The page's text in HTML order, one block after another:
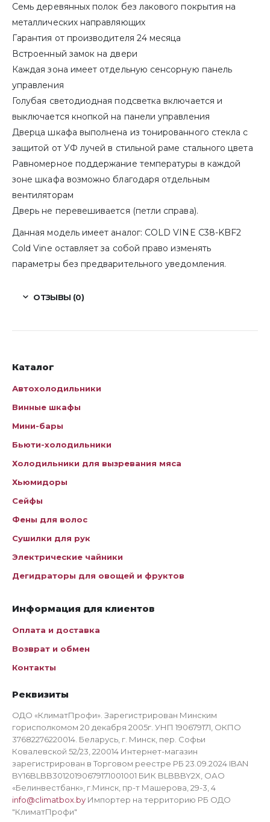
Семь деревянных полок без лакового покрытия на
металлических направляющих
Гарантия от производителя 24 месяца
Встроенный замок на двери
Каждая зона имеет отдельную сенсорную панель
управления
Голубая светодиодная подсветка включается и
выключается кнопкой на панели управления
Дверца шкафа выполнена из тонированного стекла с
защитой от УФ лучей в стильной раме стального цвета
Равномерное поддержание температуры в каждой
зоне шкафа возможно благодаря отдельным
вентиляторам
Дверь не перевешивается (петли справа).
Данная модель имеет аналог: COLD VINE C38-KBF2
Cold Vine оставляет за собой право изменять
параметры без предварительного уведомления.
ОТЗЫВЫ (0)
Каталог
Автохолодильники
Винные шкафы
Мини-бары
Бьюти-холодильники
Холодильники для вызревания мяса
Хьюмидоры
Сейфы
Фены для волос
Сушилки для рук
Электрические чайники
Дегидраторы для овощей и фруктов
Информация для клиентов
Оплата и доставка
Возврат и обмен
Контакты
Реквизиты
ОДО «КлиматПрофи». Зарегистрирован Минским
горисполкомом 20 декабря 2005г. УНП 190679171, ОКПО
37682276220014. Беларусь, г. Минск, пер. Софьи
Ковалевской 52/23, 220014 Интернет-магазин
зарегистрирован в Торговом реестре РБ 23.09.2024 IBAN
BY16BLBB30120190679171001001 БИК BLBBBY2X, ОАО
«Белинвестбанк», г.Минск, пр-т Машерова, 29-3, 4
info@climatbox.by Импортер на территорию РБ ОДО
"КлиматПрофи"